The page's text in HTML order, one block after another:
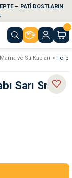
— PATİ DOSTLARIN
ve Su Kapları
Sarı Small